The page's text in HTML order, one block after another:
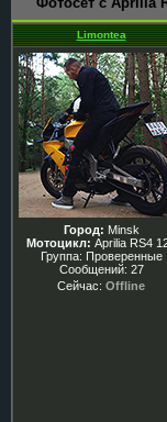
Limontea
Город: Minsk
Мотоцикл: Aprilia RS4
Группа: Проверенные
Сообщений: 27
Сейчас: Offline